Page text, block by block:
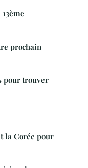
prochain
pour trouver
la Corée pour